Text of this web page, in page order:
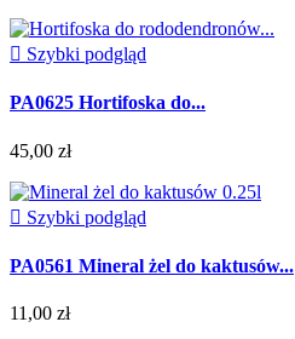
 Szybki podgląd
PA0625 Hortifoska do...
45,00 zł
 Szybki podgląd
PA0561 Mineral żel do kaktusów...
11,00 zł